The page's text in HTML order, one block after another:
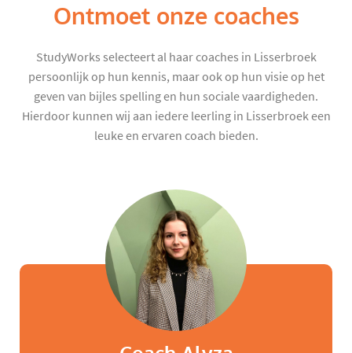
Ontmoet onze coaches
StudyWorks selecteert al haar coaches in Lisserbroek
persoonlijk op hun kennis, maar ook op hun visie op het
geven van bijles spelling en hun sociale vaardigheden.
Hierdoor kunnen wij aan iedere leerling in Lisserbroek een
leuke en ervaren coach bieden.